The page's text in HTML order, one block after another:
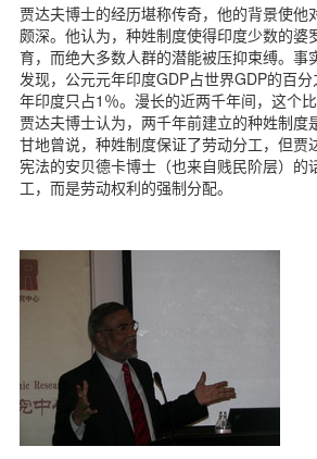
贾达夫博士的经历堪称传奇，他的背景使他
颇深。他认为，种姓制度使得印度少数的婆
育，而绝大多数人群的潜能被压抑束缚。事
发现，公元元年印度GDP占世界GDP的百
年印度只占1％。漫长的近两千年间，这个比
贾达夫博士认为，两千年前建立的种姓制度
甘地曾说，种姓制度保证了劳动分工，但贾
宪法的安贝德卡博士（也来自贱民阶层）的
工，而是劳动权利的强制分配。